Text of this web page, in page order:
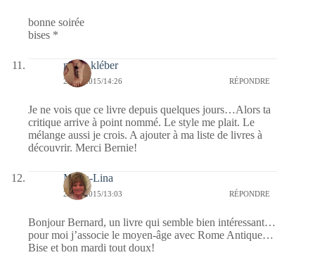
bonne soirée
bises *
marie kléber
27/10/2015/14:26 RÉPONDRE
Je ne vois que ce livre depuis quelques jours…Alors ta
critique arrive à point nommé. Le style me plait. Le
mélange aussi je crois. A ajouter à ma liste de livres à
découvrir. Merci Bernie!
Maria-Lina
27/10/2015/13:03 RÉPONDRE
Bonjour Bernard, un livre qui semble bien intéressant…
pour moi j’associe le moyen-âge avec Rome Antique…
Bise et bon mardi tout doux!